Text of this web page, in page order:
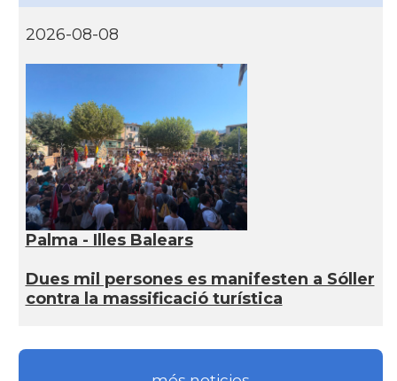
2026-08-08
Palma - Illes Balears
Dues mil persones es manifesten a Sóller
contra la massificació turística